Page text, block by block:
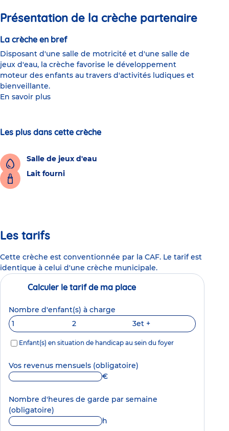
Présentation de la crèche partenaire
La crèche en bref
Disposant d'une salle de motricité et d'une salle de
jeux d'eau, la crèche favorise le développement
moteur des enfants au travers d'activités ludiques et
bienveillante.
En savoir plus
Les plus dans cette crèche
Salle de jeux d'eau
Lait fourni
Les tarifs
Cette crèche est conventionnée par la CAF. Le tarif est
identique à celui d'une crèche municipale.
Calculer le tarif de ma place
Nombre d'enfant(s) à charge
1
2 3et +
Enfant(s) en situation de handicap au sein du foyer
Vos revenus mensuels (obligatoire)
€
Nombre d'heures de garde par semaine
(obligatoire)
h